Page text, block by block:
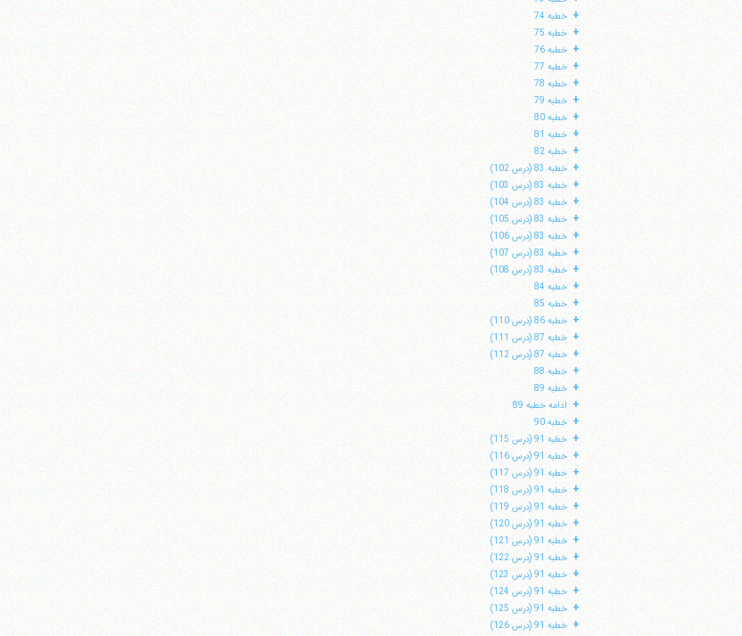
+ خطبه 74
+ خطبه 75
+ خطبه 76
+ خطبه 77
+ خطبه 78
+ خطبه 79
+ خطبه 80
+ خطبه 81
+ خطبه 82
+ خطبه 83 (درس 102)
+ خطبه 83 (درس 103)
+ خطبه 83 (درس 104)
+ خطبه 83 (درس 105)
+ خطبه 83 (درس 106)
+ خطبه 83 (درس 107)
+ خطبه 83 (درس 108)
+ خطبه 84
+ خطبه 85
+ خطبه 86 (درس 110)
+ خطبه 87 (درس 111)
+ خطبه 87 (درس 112)
+ خطبه 88
+ خطبه 89
+ ادامه خطبه 89
+ خطبه 90
+ خطبه 91 (درس 115)
+ خطبه 91 (درس 116)
+ خطبه 91 (درس 117)
+ خطبه 91 (درس 118)
+ خطبه 91 (درس 119)
+ خطبه 91 (درس 120)
+ خطبه 91 (درس 121)
+ خطبه 91 (درس 122)
+ خطبه 91 (درس 123)
+ خطبه 91 (درس 124)
+ خطبه 91 (درس 125)
+ خطبه 91 (درس 126)